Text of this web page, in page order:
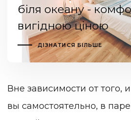
біля океану -
вигідною ціною
ДІЗНАТИСЯ БІЛЬШЕ
Вне зависимости от того,
вы самостоятельно, в